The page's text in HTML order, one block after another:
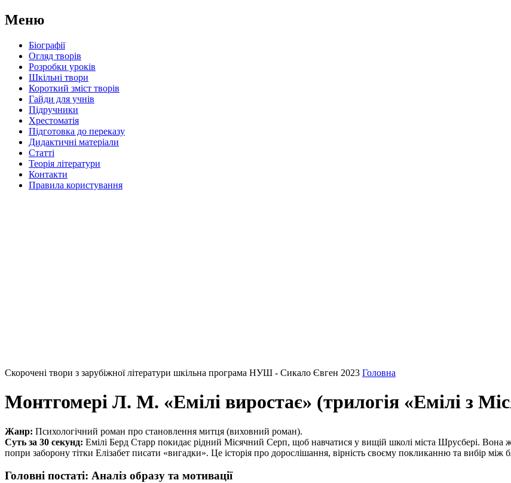
Меню
Біографії
Огляд творів
Розробки уроків
Шкільні твори
Короткий зміст творів
Гайди для учнів
Підручники
Хрестоматія
Підготовка до переказу
Дидактичні матеріали
Статті
Теорія літератури
Контакти
Правила користування
Скорочені твори з зарубіжної літератури шкільна програма НУШ - Сикало Євген 2023 Головна
Монтгомері Л. М. «Емілі виростає» (трилогія «Емілі з
Жанр: Психологічний роман про становлення митця (виховний роман).
Суть за 30 секунд: Емілі Берд Старр покидає рідний Місячний Серп, щоб навчатися у вищій школі міста Шрусбері. Вона
попри заборону тітки Елізабет писати «вигадки». Це історія про дорослішання, вірність своєму покликанню та вибір
Головні постаті: Аналіз образу та мотивації